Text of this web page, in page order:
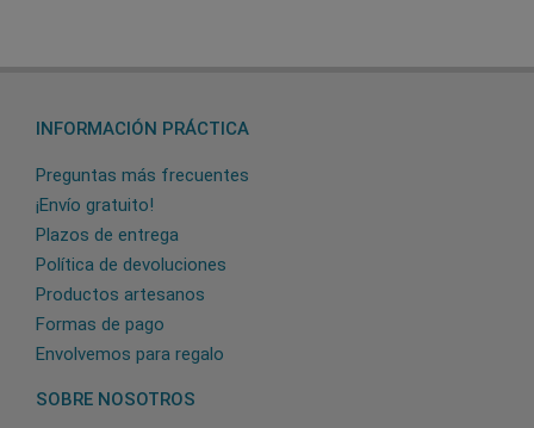
INFORMACIÓN PRÁCTICA
Preguntas más frecuentes
¡Envío gratuito!
Plazos de entrega
Política de devoluciones
Productos artesanos
Formas de pago
Envolvemos para regalo
SOBRE NOSOTROS